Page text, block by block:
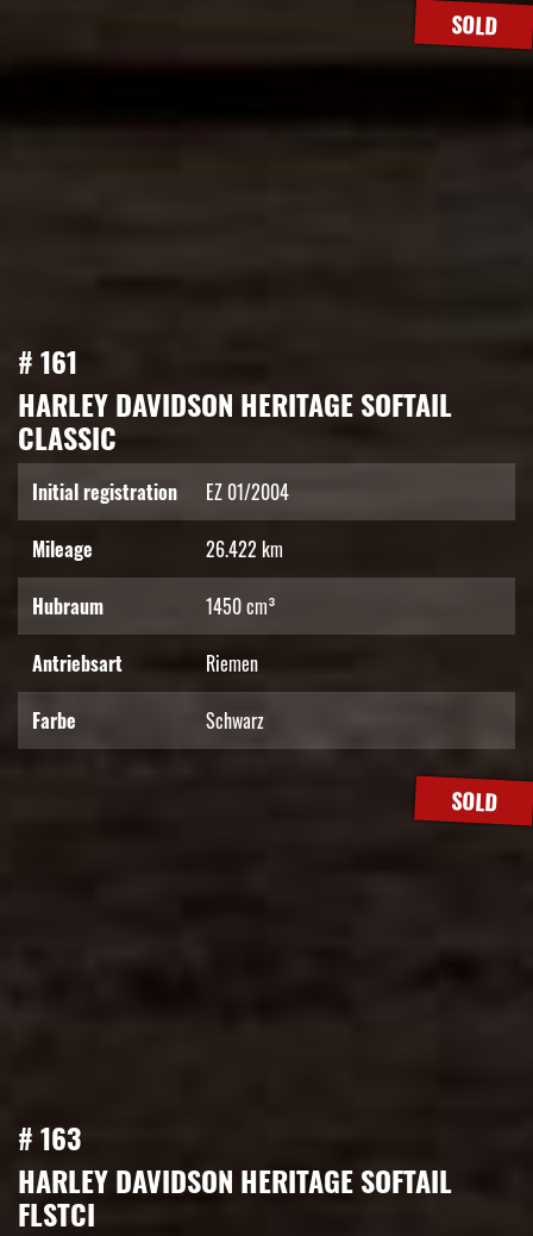
SOLD
# 161
HARLEY DAVIDSON HERITAGE SOFTAIL
CLASSIC
Initial registration
EZ 01/2004
Mileage
26.422 km
Hubraum
1450 cm³
Antriebsart
Riemen
Farbe
Schwarz
SOLD
# 163
HARLEY DAVIDSON HERITAGE SOFTAIL
FLSTCI